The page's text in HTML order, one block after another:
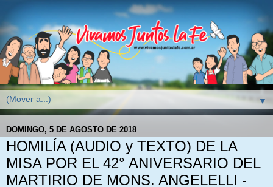
▼
DOMINGO, 5 DE AGOSTO DE 2018
HOMILÍA (AUDIO y TEXTO) DE LA
MISA POR EL 42° ANIVERSARIO DEL
MARTIRIO DE MONS. ANGELELLI -